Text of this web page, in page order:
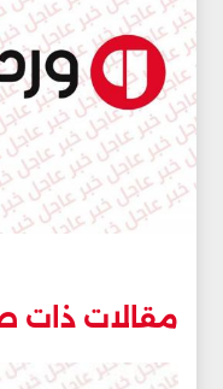
مقالات ذات